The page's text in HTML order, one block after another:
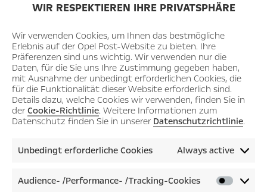
WIR RESPEKTIEREN IHRE PRIVATSPHÄRE
Wir verwenden Cookies, um Ihnen das bestmögliche
Erlebnis auf der Opel Post-Website zu bieten. Ihre
Präferenzen sind uns wichtig. Wir verwenden nur die
Daten, für die Sie uns Ihre Zustimmung gegeben haben,
mit Ausnahme der unbedingt erforderlichen Cookies, die
für die Funktionalität dieser Website erforderlich sind.
Details dazu, welche Cookies wir verwenden, finden Sie in
der Cookie-Richtlinie. Weitere Informationen zum
Datenschutz finden Sie in unserer Datenschutzrichtlinie.
Unbedingt erforderliche Cookies Always active
Audience- /Performance- /Tracking-Cookies
Bitter Sweet Victory
Die Geschichte eines Underdogs: Das Bitter Motorsport Team
fährt mit einem Corsa sensationell zum Klassensieg beim 24-
Stunden-Rennen.